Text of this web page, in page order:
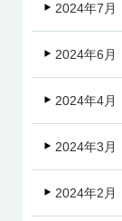
2024年7月
2024年6月
2024年4月
2024年3月
2024年2月